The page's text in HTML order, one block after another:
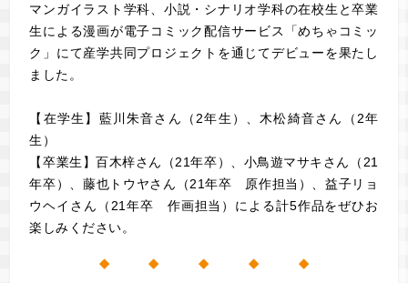
マンガイラスト学科、小説・シナリオ学科の在校生と卒業
生による漫画が電子コミック配信サービス「めちゃコミッ
ク」にて産学共同プロジェクトを通じてデビューを果たし
ました。
【在学生】藍川朱音さん（2年生）、木松綺音さん（2年
生）
【卒業生】百木梓さん（21年卒）、小鳥遊マサキさん（21
年卒）、藤也トウヤさん（21年卒 原作担当）、益子リョ
ウヘイさん（21年卒 作画担当）による計5作品をぜひお
楽しみください。
◆ ◆ ◆ ◆ ◆